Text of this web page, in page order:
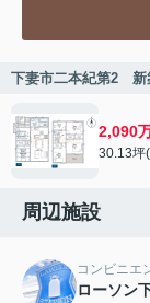
下妻市二本紀第2
2,090
30.13坪
周辺施設
コンビニエ
ローソン